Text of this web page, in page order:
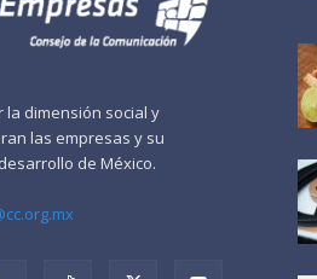
la dimensión social y
las empresas y su
de México.